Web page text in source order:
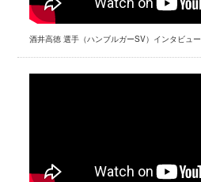
酒井高徳 選手（ハンブルガーSV）インタビュー